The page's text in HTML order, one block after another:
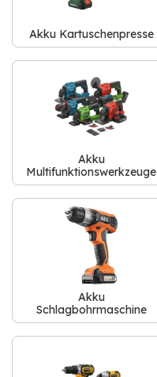
Akku Kartuschenpresse
Akku
Multifunktionswerkzeuge
Akku
Schlagbohrmaschine